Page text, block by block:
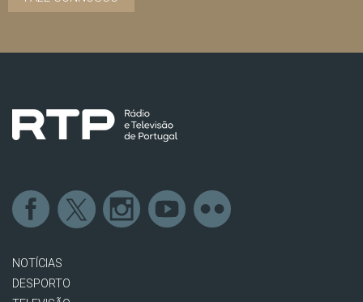
NOTÍCIAS
DESPORTO